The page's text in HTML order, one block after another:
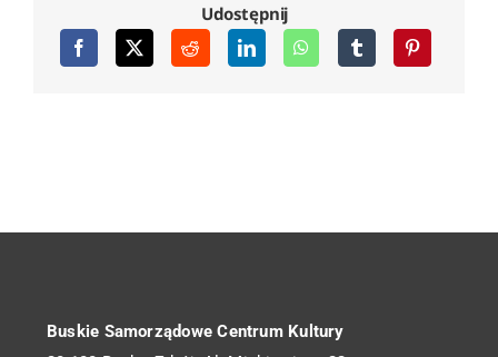
Udostępnij
Buskie Samorządowe Centrum Kultury